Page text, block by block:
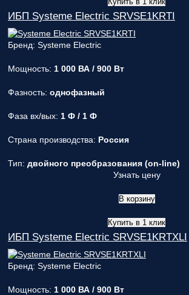
ИБП Systeme Electric SRVSE1KRTI
Бренд: Systeme Electric
Мощность: 1 000 ВА / 900 Вт
Фазность: однофазный
Фаза вх/вых: 1 Ф / 1 Ф
Страна производства: Россия
Тип: двойного преобразования (on-line)
Узнать цену
В корзину
Купить в 1 клик
ИБП Systeme Electric SRVSE1KRTXLI
Бренд: Systeme Electric
Мощность: 1 000 ВА / 900 Вт